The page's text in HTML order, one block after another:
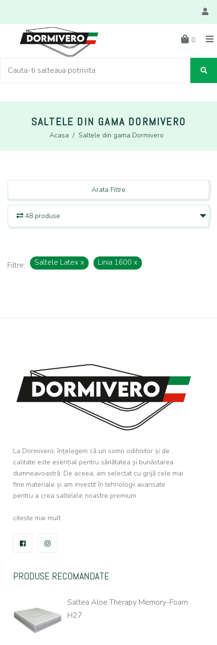
0
SALTELE DIN GAMA DORMIVERO
Acasa / Saltele din gama Dormivero
Arata Filtre
48 produse
Filtre: Saltele Latex x Linia 1600 x
La Dormivero, înțelegem că un somn odihnitor și de
calitate este esențial pentru sănătatea și bunăstarea
dumneavoastră. De aceea, am selectat cu grijă cele mai
fine materiale și am investit în tehnologii avansate
pentru a crea saltelele noastre premium.
citeste mai mult
FACEBOOK
PRODUSE RECOMANDATE
Saltea Aloe Therapy Memory-Foam
H27